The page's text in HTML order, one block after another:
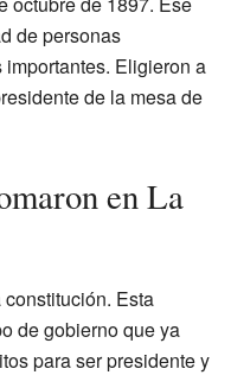
de personas
Eligieron a
de la mesa de
en La
Esta
de gobierno que ya
para ser presidente y